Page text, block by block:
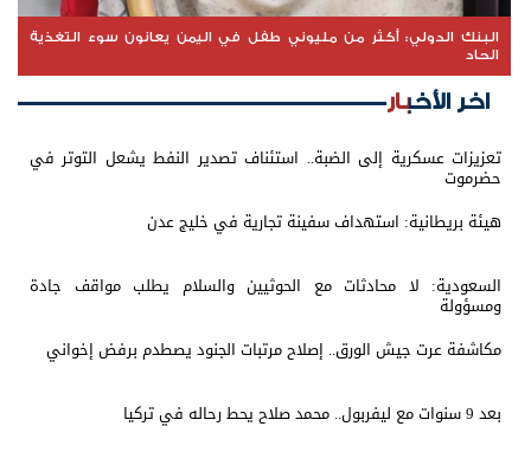
البنك الدولي: أكثر من مليوني طفل في اليمن يعانون سوء التغذية
الحاد
اخر الأخبار
تعزيزات عسكرية إلى الضبة.. استئناف تصدير النفط يشعل التوتر في
حضرموت
هيئة بريطانية: استهداف سفينة تجارية في خليج عدن
السعودية: لا محادثات مع الحوثيين والسلام يطلب مواقف جادة
ومسؤولة
مكاشفة عرت جيش الورق.. إصلاح مرتبات الجنود يصطدم برفض إخواني
بعد 9 سنوات مع ليفربول.. محمد صلاح يحط رحاله في تركيا